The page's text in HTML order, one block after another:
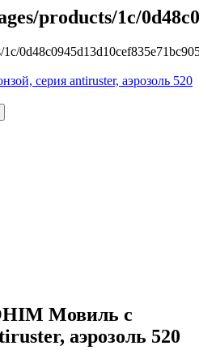
products/1c/
1c/
Мовиль с
аэрозоль 520